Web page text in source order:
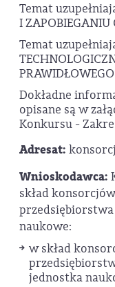
Temat
I
Temat
Dokładne
opisane są w
Konkursu -
Adresat:
Wnioskodawca:
skład
naukowe:
w skład
jednostka